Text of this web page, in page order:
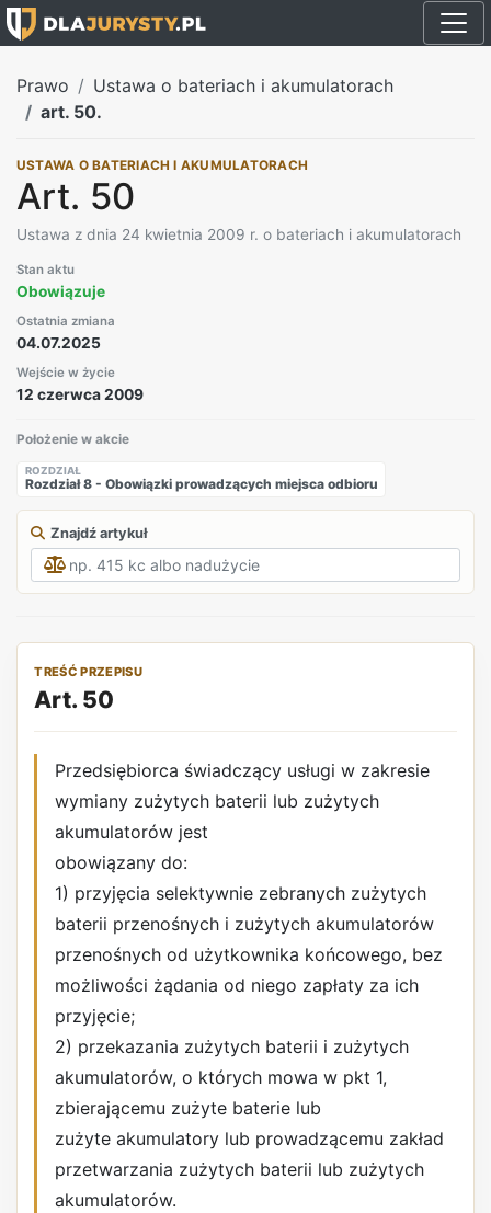
Prawo
Ustawa o bateriach i akumulatorach
art. 50.
USTAWA O BATERIACH I AKUMULATORACH
Art. 50
Ustawa z dnia 24 kwietnia 2009 r. o bateriach i akumulatorach
Stan aktu
Obowiązuje
Ostatnia zmiana
04.07.2025
Wejście w życie
12 czerwca 2009
Położenie w akcie
ROZDZIAŁ
Rozdział 8 - Obowiązki prowadzących miejsca odbioru
Znajdź artykuł
TREŚĆ PRZEPISU
Art. 50
Przedsiębiorca świadczący usługi w zakresie
wymiany zużytych baterii lub zużytych
akumulatorów jest
obowiązany do:
1) przyjęcia selektywnie zebranych zużytych
baterii przenośnych i zużytych akumulatorów
przenośnych od użytkownika końcowego, bez
możliwości żądania od niego zapłaty za ich
przyjęcie;
2) przekazania zużytych baterii i zużytych
akumulatorów, o których mowa w pkt 1,
zbierającemu zużyte baterie lub
zużyte akumulatory lub prowadzącemu zakład
przetwarzania zużytych baterii lub zużytych
akumulatorów.